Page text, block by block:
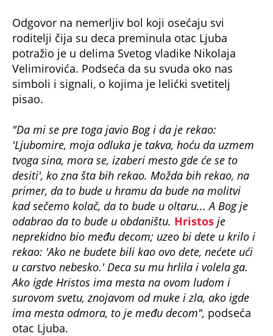
Odgovor na nemerljiv bol koji osećaju svi
roditelji čija su deca preminula otac Ljuba
potražio je u delima Svetog vladike Nikolaja
Velimirovića. Podseća da su svuda oko nas
simboli i signali, o kojima je lelićki svetitelj
pisao.
"Da mi se pre toga javio Bog i da je rekao:
'Ljubomire, moja odluka je takva, hoću da uzmem
tvoga sina, mora se, izaberi mesto gde će se to
desiti', ko zna šta bih rekao. Možda bih rekao, na
primer, da to bude u hramu da bude na molitvi
kad sečemo kolač, da to bude u oltaru... A Bog je
odabrao da to bude u obdaništu. Hristos je
neprekidno bio među decom; uzeo bi dete u krilo i
rekao: 'Ako ne budete bili kao ovo dete, nećete ući
u carstvo nebesko.' Deca su mu hrlila i volela ga.
Ako igde Hristos ima mesta na ovom ludom i
surovom svetu, znojavom od muke i zla, ako igde
ima mesta odmora, to je među decom", podseća
otac Ljuba.